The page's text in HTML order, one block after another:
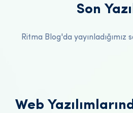
Son
Ritma Blog'da yayınladığımız
Web